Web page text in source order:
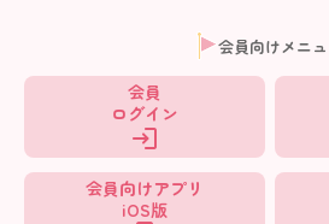
会員向けメニ
会員
ログイン
会員向けアプリ
iOS版